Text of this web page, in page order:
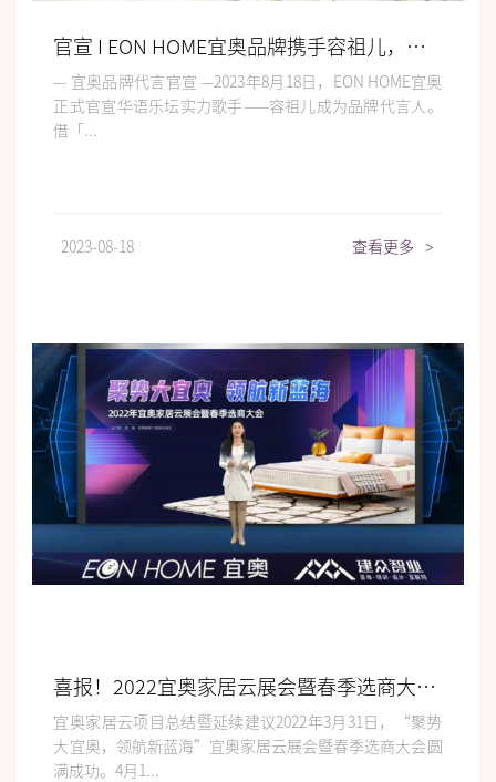
官宣 I EON HOME宜奥品牌携手容祖儿，打造宣传新范式
— 宜奥品牌代言官宣 —2023年8月18日，EON HOME宜奥
正式官宣华语乐坛实力歌手——容祖儿成为品牌代言人。
借「...
2023-08-18 查看更多 >
喜报！2022宜奥家居云展会暨春季选商大会圆满落幕！
宜奥家居云项目总结暨延续建议2022年3月31日，“聚势
大宜奥，领航新蓝海”宜奥家居云展会暨春季选商大会圆
满成功。4月1...